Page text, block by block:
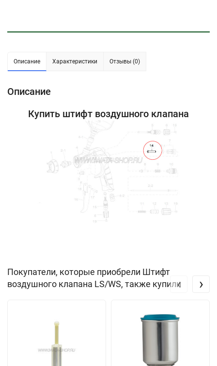
Описание Характеристики Отзывы (0)
Описание
Купить штифт воздушного клапана
Покупатели, которые приобрели Штифт
воздушного клапана LS/WS, также купили
‹ ›